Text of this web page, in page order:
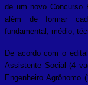
de um novo Concurso
além de formar
fundamental, médio,
De acordo com o
Assistente Social (4
Engenheiro Agrônomo